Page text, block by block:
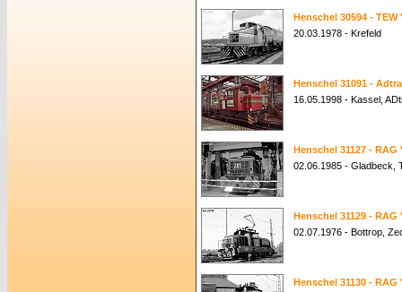
Henschel 30594 - TEW
20.03.1978 - Krefeld
Henschel 31091 -
16.05.1998 - Kassel,
Henschel 31127 - RAG
02.06.1985 - Gladbeck,
Henschel 31129 - RAG
02.07.1976 - Bottrop,
Henschel 31130 - RAG